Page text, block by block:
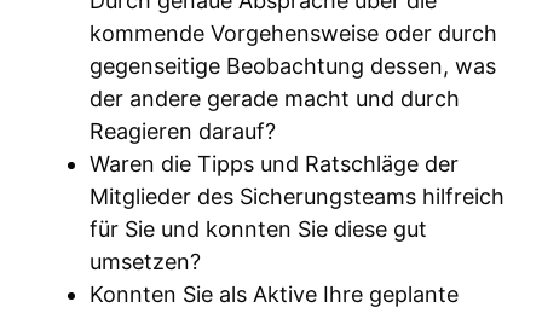
kommende Vorgehensweise oder durch
gegenseitige Beobachtung dessen, was
der andere gerade macht und durch
Reagieren darauf?
Waren die Tipps und Ratschläge der
Mitglieder des Sicherungsteams hilfreich
für Sie und konnten Sie diese gut
umsetzen?
Konnten Sie als Aktive Ihre geplante